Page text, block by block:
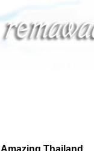
Amazing Thailand